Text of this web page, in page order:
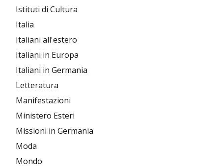
Istituti di Cultura
Italia
Italiani all'estero
Italiani in Europa
Italiani in Germania
Letteratura
Manifestazioni
Ministero Esteri
Missioni in Germania
Moda
Mondo